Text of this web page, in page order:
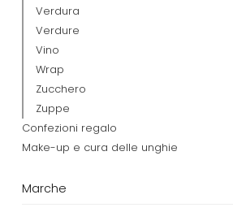
Verdura
Verdure
Vino
Wrap
Zucchero
Zuppe
Confezioni regalo
Make-up e cura delle unghie
Marche